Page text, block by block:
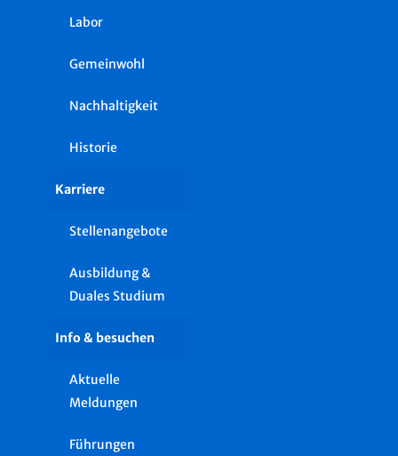
Labor
Gemeinwohl
Nachhaltigkeit
Historie
Karriere
Stellenangebote
Ausbildung &
Duales Studium
Info & besuchen
Aktuelle
Meldungen
Führungen